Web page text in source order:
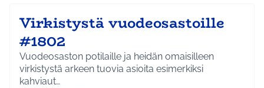
Virkistystä vuodeosastoille
#1802
Vuodeosaston potilaille ja heidän omaisilleen
virkistystä arkeen tuovia asioita esimerkiksi
kahviaut…